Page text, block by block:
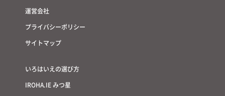
運営会社
プライバシーポリシー
サイトマップ
いろはいえの選び方
IROHA.IE みつ星